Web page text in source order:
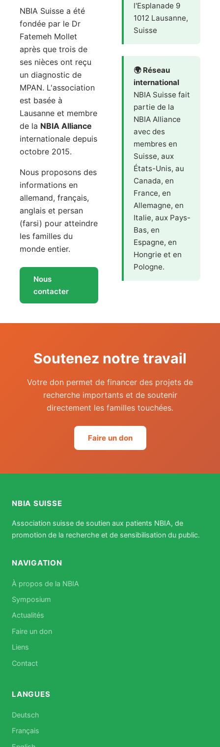
NBIA Suisse a été
fondée par le Dr
Fatemeh Mollet
après que trois de
ses nièces ont reçu
un diagnostic de
MPAN. L'association
est basée à
Lausanne et membre
de la NBIA Alliance
internationale depuis
octobre 2015.
Nous proposons des
informations en
allemand, français,
anglais et persan
(farsi) pour atteindre
les familles du
monde entier.
Nous
contacter
l'Esplanade 9
1012 Lausanne,
Suisse
🌍 Réseau
international
NBIA Suisse fait
partie de la
NBIA Alliance
avec des
membres en
Suisse, aux
États-Unis, au
Canada, en
France, en
Allemagne, en
Italie, aux Pays-
Bas, en
Espagne, en
Hongrie et en
Pologne.
Soutenez notre travail
Votre don permet de financer des projets de
recherche importants et de soutenir
directement les familles touchées.
Faire un don
NBIA SUISSE
Association suisse de soutien aux patients NBIA, de
promotion de la recherche et de sensibilisation du public.
NAVIGATION
À propos de la NBIA
Symposium
Actualités
Faire un don
Liens
Contact
LANGUES
Deutsch
Français